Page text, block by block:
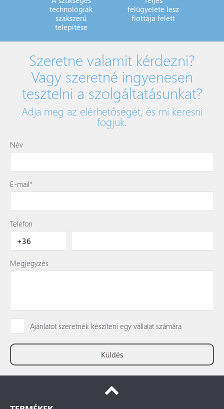
technológiák
szakszerű
telepítése
felügyelete lesz
flottája felett
Szeretne valamit kérdezni?
Vagy szeretné ingyenesen
tesztelni a szolgáltatásunkat?
Adja meg az elérhetőségét, és mi keresni
fogjuk.
Név
E-mail*
Telefon
Megjegyzés
Ajánlatot szeretnék készíteni egy vállalat számára